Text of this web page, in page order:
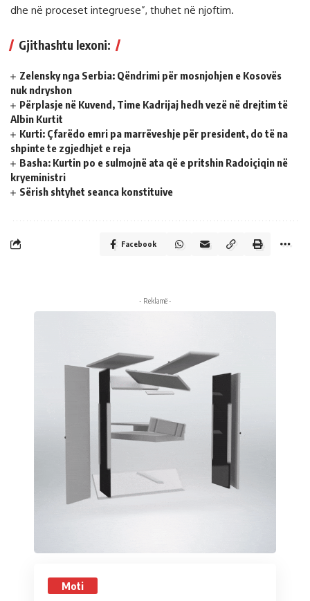
dhe në proceset integruese”, thuhet në njoftim.
Gjithashtu lexoni:
Zelensky nga Serbia: Qëndrimi për mosnjohjen e Kosovës
nuk ndryshon
Përplasje në Kuvend, Time Kadrijaj hedh vezë në drejtim të
Albin Kurtit
Kurti: Çfarëdo emri pa marrëveshje për president, do të na
shpinte te zgjedhjet e reja
Basha: Kurtin po e sulmojnë ata që e pritshin Radoiçiqin në
kryeministri
Sërish shtyhet seanca konstituive
Facebook
- Reklamë -
Moti